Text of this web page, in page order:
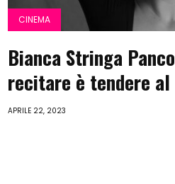
CINEMA
Bianca Stringa
recitare è tendere al
APRILE 22, 2023